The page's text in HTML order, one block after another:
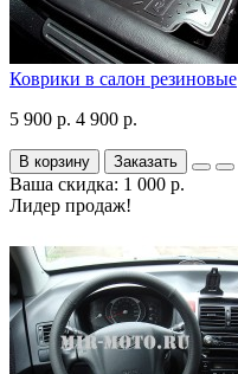
Коврики в салон резиновые
5 900 р. 4 900 р.
В корзину Заказать
Ваша скидка: 1 000 р.
Лидер продаж!